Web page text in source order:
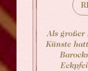
Als großer
Künste